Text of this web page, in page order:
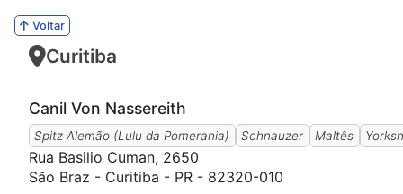
Voltar
Curitiba
Canil Von Nassereith
Spitz Alemão (Lulu da Pomerania) Schnauzer Maltês
Rua Basilio Cuman, 2650
São Braz - Curitiba - PR - 82320-010